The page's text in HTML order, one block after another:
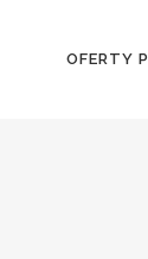
OFERTY